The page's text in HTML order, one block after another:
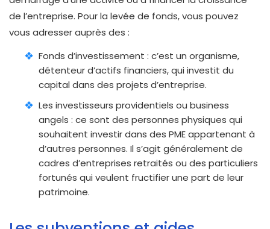
de l’entreprise. Pour la levée de fonds, vous pouvez
vous adresser auprès des :
Fonds d’investissement : c’est un organisme,
détenteur d’actifs financiers, qui investit du
capital dans des projets d’entreprise.
Les investisseurs providentiels ou business
angels : ce sont des personnes physiques qui
souhaitent investir dans des PME appartenant à
d’autres personnes. Il s’agit généralement de
cadres d’entreprises retraités ou des particuliers
fortunés qui veulent fructifier une part de leur
patrimoine.